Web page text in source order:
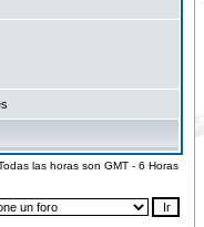
las horas son GMT - 6 Horas